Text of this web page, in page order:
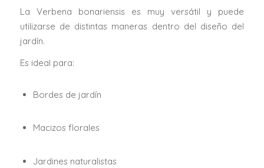
La Verbena bonariensis es muy versátil y puede
utilizarse de distintas maneras dentro del diseño del
jardín.
Es ideal para:
Bordes de jardín
Macizos florales
Jardines naturalistas